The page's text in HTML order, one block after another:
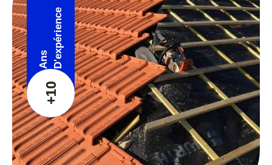
+10
Ans D'expérience